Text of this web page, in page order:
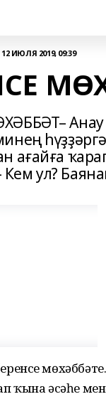
12 ИЮЛЯ 2019, 09:39
Анау
ағайға
ул?
беренсе
ҡына әсәһе